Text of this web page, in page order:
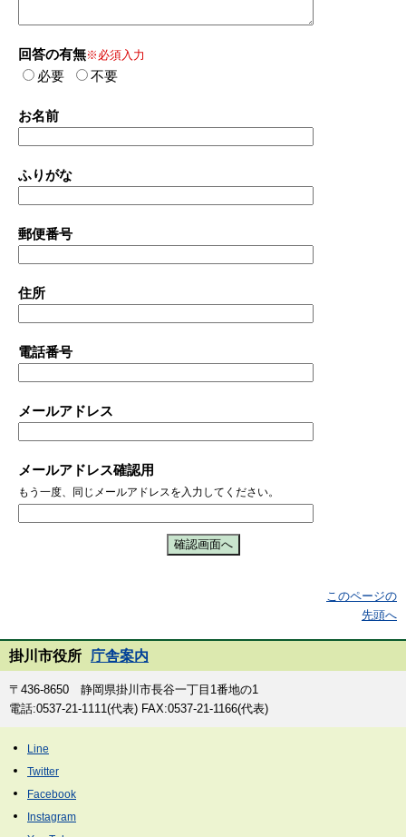
回答の有無※必須入力
必要 不要
お名前
ふりがな
郵便番号
住所
電話番号
メールアドレス
メールアドレス確認用
もう一度、同じメールアドレスを入力してください。
このページの
先頭へ
掛川市役所 庁舎案内
〒436-8650 静岡県掛川市長谷一丁目1番地の1
電話:0537-21-1111(代表) FAX:0537-21-1166(代表)